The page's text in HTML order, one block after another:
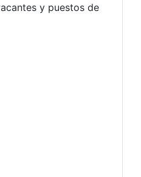
y puestos de